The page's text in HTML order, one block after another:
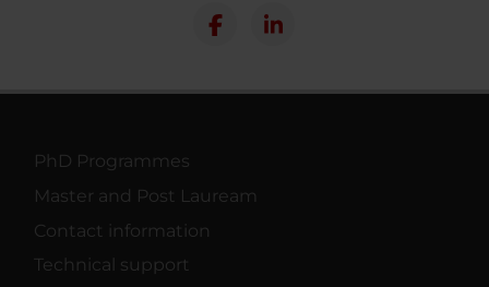
PhD Programmes
Master and Post Lauream
Contact information
Technical support